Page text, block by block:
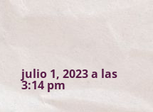
julio 1, 2023 a las
3:14 pm